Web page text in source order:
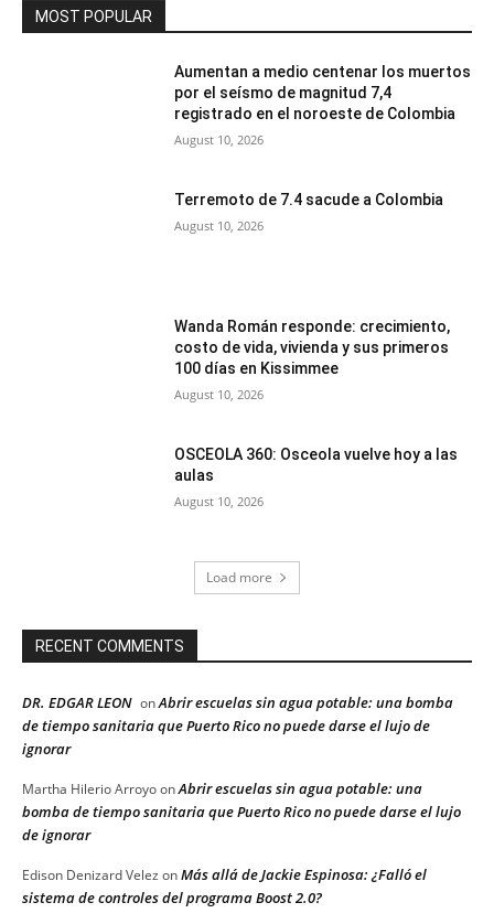
MOST POPULAR
Aumentan a medio centenar los muertos
por el seísmo de magnitud 7,4
registrado en el noroeste de Colombia
August 10, 2026
Terremoto de 7.4 sacude a Colombia
August 10, 2026
Wanda Román responde: crecimiento,
costo de vida, vivienda y sus primeros
100 días en Kissimmee
August 10, 2026
OSCEOLA 360: Osceola vuelve hoy a las
aulas
August 10, 2026
Load more
RECENT COMMENTS
DR. EDGAR LEON onAbrir escuelas sin agua potable: una bomba
de tiempo sanitaria que Puerto Rico no puede darse el lujo de
ignorar
Martha Hilerio ArroyoonAbrir escuelas sin agua potable: una
bomba de tiempo sanitaria que Puerto Rico no puede darse el lujo
de ignorar
Edison Denizard Velez onMás allá de Jackie Espinosa: ¿Falló el
sistema de controles del programa Boost 2.0?